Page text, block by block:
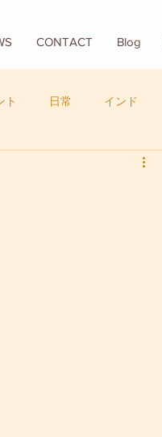
CONTACT Blog
ト 日常 インド